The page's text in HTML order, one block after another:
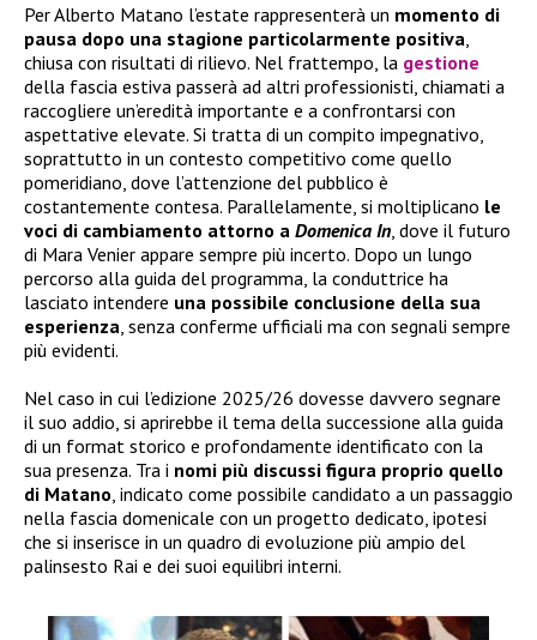
Per Alberto Matano l’estate rappresenterà un momento di
pausa dopo una stagione particolarmente positiva
chiusa con risultati di rilievo. Nel frattempo, la gestione
della fascia estiva passerà ad altri professionisti, chiamati a
raccogliere un’eredità importante e a confrontarsi con
aspettative elevate. Si tratta di un compito impegnativo,
soprattutto in un contesto competitivo come quello
pomeridiano, dove l’attenzione del pubblico è
costantemente contesa. Parallelamente, si moltiplicano le
voci di cambiamento attorno a Domenica In , dove il futuro
di Mara Venier appare sempre più incerto. Dopo un lungo
percorso alla guida del programma, la conduttrice ha
lasciato intendere una possibile conclusione della sua
esperienza , senza conferme ufficiali ma con segnali sempre
più evidenti.
Nel caso in cui l’edizione 2025/26 dovesse davvero segnare
il suo addio, si aprirebbe il tema della successione alla guida
di un format storico e profondamente identificato con la
sua presenza. Tra i nomi più discussi figura proprio quello
di Matano , indicato come possibile candidato a un passaggio
nella fascia domenicale con un progetto dedicato, ipotesi
che si inserisce in un quadro di evoluzione più ampio del
palinsesto Rai e dei suoi equilibri interni.